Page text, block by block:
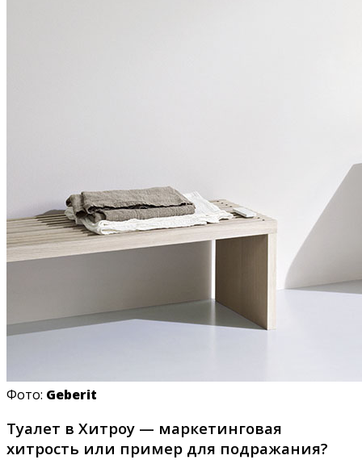
Фото: Geberit
Туалет в Хитроу — маркетинговая
хитрость или пример для подражания?